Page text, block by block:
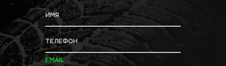
ИМЯ
ТЕЛЕФОН
EMAIL